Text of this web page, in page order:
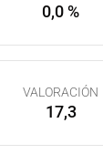
0,0 %
VALORACIÓN
17,3